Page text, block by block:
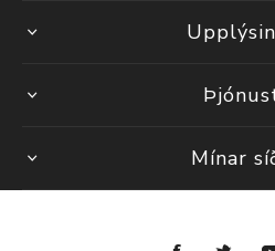
Mínar